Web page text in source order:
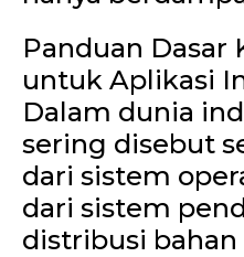
Panduan Dasar
untuk Aplikasi
Dalam dunia
sering disebut
dari sistem
dari sistem
distribusi bahan